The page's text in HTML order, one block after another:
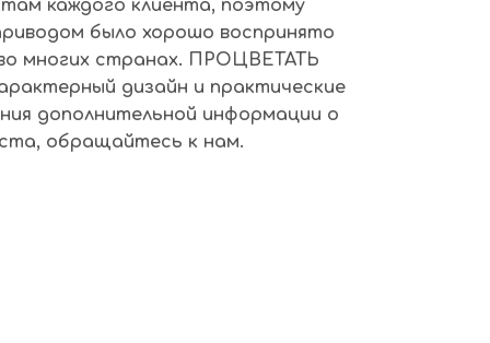
каждого клиента, поэтому
было хорошо воспринято
многих странах. ПРОЦВЕТАТЬ
дизайн и практические
дополнительной информации о
обращайтесь к нам.